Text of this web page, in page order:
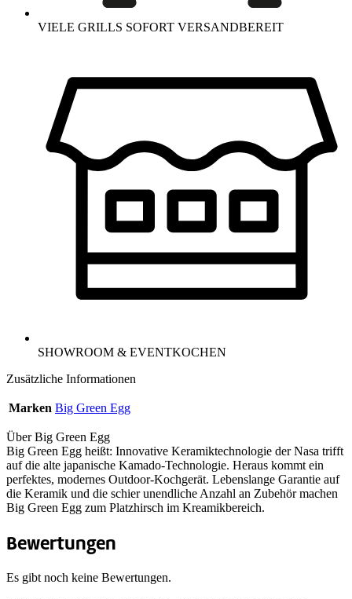
VIELE GRILLS SOFORT VERSANDBEREIT
SHOWROOM & EVENTKOCHEN
Zusätzliche Informationen
Marken Big Green Egg
Über Big Green Egg
Big Green Egg heißt: Innovative Keramiktechnologie der Nasa trifft
auf die alte japanische Kamado-Technologie. Heraus kommt ein
perfektes, modernes Outdoor-Kochgerät. Lebenslange Garantie auf
die Keramik und die schier unendliche Anzahl an Zubehör machen
Big Green Egg zum Platzhirsch im Kreamikbereich.
Bewertungen
Es gibt noch keine Bewertungen.